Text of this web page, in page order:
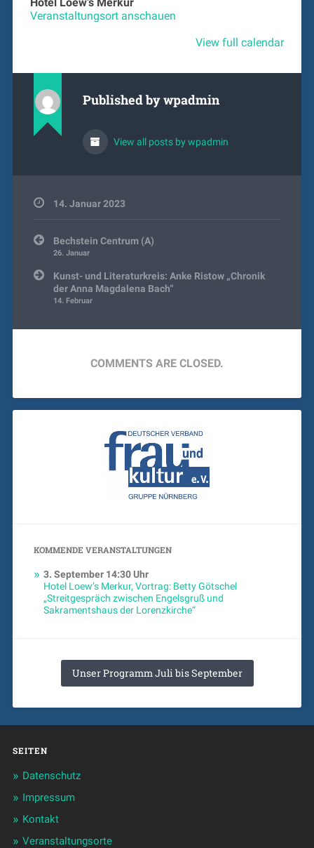
Veranstaltungsort anschauen
View full calendar
Published bywpadmin
View all posts by wpadmin
14. Januar 2023
Beitragsnavigation
Bechstein Centrum (A)
26. Januar
Kunst- und Literaturkreis: Anke Ristow „Chronik
der Anna Magdalena Bach“
14. Februar
COMMENTS ARE CLOSED.
KOMMENDE VERANSTALTUNGEN
3. September14:30 Uhr
Hotel Loew’s Merkur, Vortrag: Betty Götschel
„Streitgespräch zwischen Engelsgruß und
Sakramentshaus der Lorenzkirche“
Unser Programm Juli bis September
SEITEN
Datenschutz
Impressum
Kontakt
Veranstaltungsorte